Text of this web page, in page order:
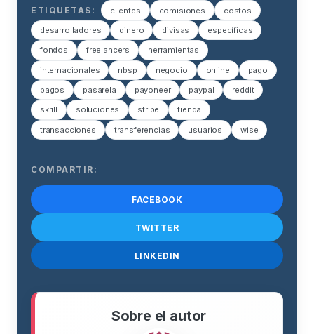
ETIQUETAS: clientes comisiones costos
desarrolladores dinero divisas específicas
fondos freelancers herramientas
internacionales nbsp negocio online pago
pagos pasarela payoneer paypal reddit
skrill soluciones stripe tienda
transacciones transferencias usuarios wise
COMPARTIR:
FACEBOOK
TWITTER
LINKEDIN
Sobre el autor